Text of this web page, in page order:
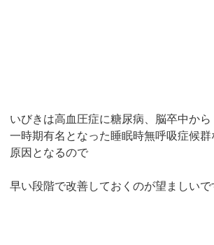
いびきは高血圧症に糖尿病、脳卒中から
一時期有名となった睡眠時無呼吸症候群
原因となるので
早い段階で改善しておくのが望ましいで